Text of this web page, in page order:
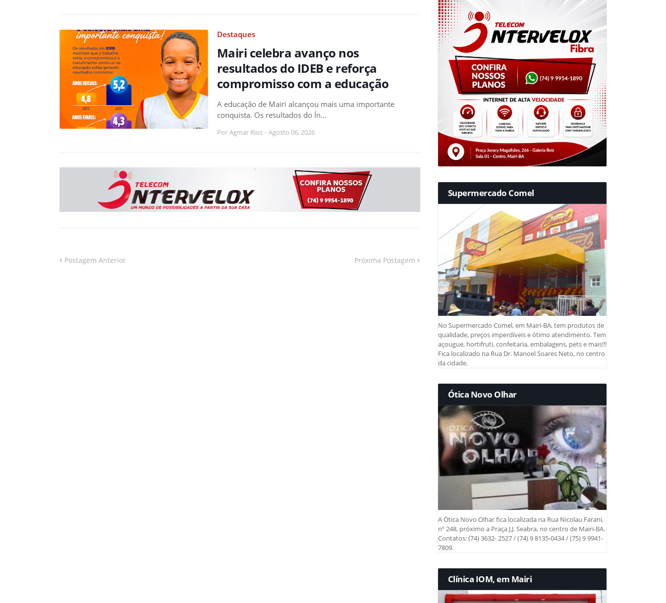
Destaques
Mairi celebra avanço nos
resultados do IDEB e reforça
compromisso com a educação
A educação de Mairi alcançou mais uma importante
conquista. Os resultados do Ín…
Por Agmar Rios - Agosto 06, 2026
Postagem Anterior Próxima Postagem
Supermercado Comel
No Supermercado Comel, em Mairi-BA, tem produtos de
qualidade, preços imperdíveis e ótimo atendimento. Tem
açougue, hortifruti, confeitaria, embalagens, pets e mais!!!
Fica localizado na Rua Dr. Manoel Soares Neto, no centro
da cidade.
Ótica Novo Olhar
A Ótica Novo Olhar fica localizada na Rua Nicolau Farani,
nº 248, próximo a Praça J.J. Seabra, no centro de Mairi-BA.
Contatos: (74) 3632- 2527 / (74) 9 8135-0434 / (75) 9 9941-
7809.
Clínica IOM, em Mairi